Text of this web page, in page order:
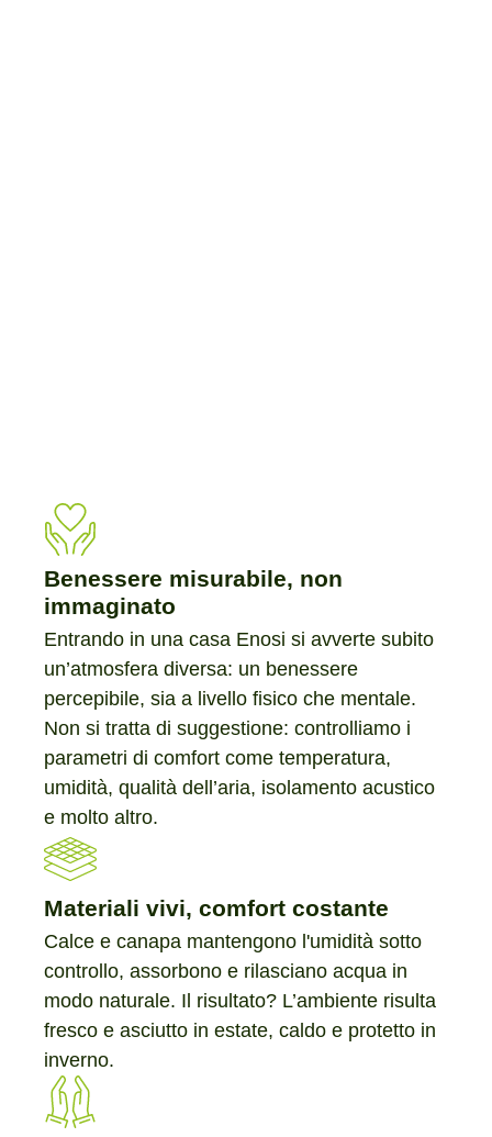
Benessere misurabile, non
immaginato
Entrando in una casa Enosi si avverte subito
un’atmosfera diversa: un benessere
percepibile, sia a livello fisico che mentale.
Non si tratta di suggestione: controlliamo i
parametri di comfort come temperatura,
umidità, qualità dell’aria, isolamento acustico
e molto altro.
Materiali vivi, comfort costante
Calce e canapa mantengono l'umidità sotto
controllo, assorbono e rilasciano acqua in
modo naturale. Il risultato? L’ambiente risulta
fresco e asciutto in estate, caldo e protetto in
inverno.